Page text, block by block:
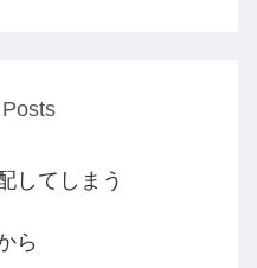
してしまう
ら